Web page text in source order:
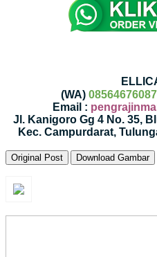
(WA)
Email :
Jl. Kanigoro Gg 4 No. 35,
Kec. Campurdarat,
Original Post Download Gambar